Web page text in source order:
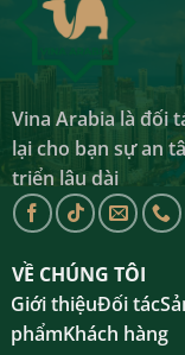
Vina Arabia là đối
lại cho bạn sự an
triển lâu dài
VỀ CHÚNG TÔI
Giới thiệuĐối tác
phẩmKhách hàng